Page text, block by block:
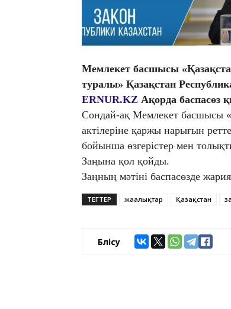
Мемлекет басшысы
туралы» Қазақстан
ERNUR.KZ Ақорда баспасөз
Сондай-ақ Мемлекет басшысы
актілеріне қаржы нарығын
бойынша өзгерістер мен
Заңына қол қойды.
Заңның мәтіні баспасөзде
ТЕГТЕР жаңалықтар Қазақстан заң
Бөлісу